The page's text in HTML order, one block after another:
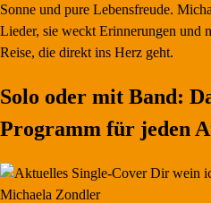
Sonne und pure Lebensfreude.
Lieder, sie weckt Erinnerungen und
Reise, die direkt ins Herz geht.
Solo oder mit Band:
Programm für jeden